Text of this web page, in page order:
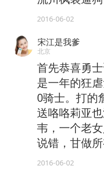
2016-06-02
宋江是我爹
北京
首先恭喜勇
是一年的狂
0骑士。打的
送咯咯莉亚
韦，一个老
说错，甘做所
2016-06-02